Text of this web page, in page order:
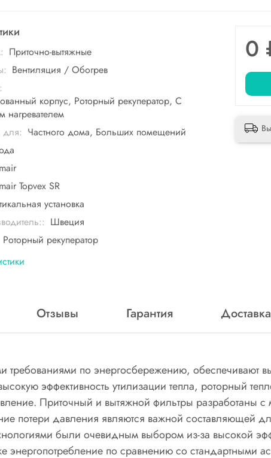
Приточно-вытяжные
Вентиляция / Обогрев
корпус, Роторный рекуператор, С
нагревателем
для: Частного дома, Больших помещений
Topvex SR
установка
Швеция
Роторный рекуператор
0
Отзывы Гарантия
требованиями по энергосбережению,
эффективность утилизации тепла, роторный
Приточный и вытяжной фильтры разработаны
потери давления являются важной составляющей
были очевидным выбором из-за высокой
по сравнению со стандартными